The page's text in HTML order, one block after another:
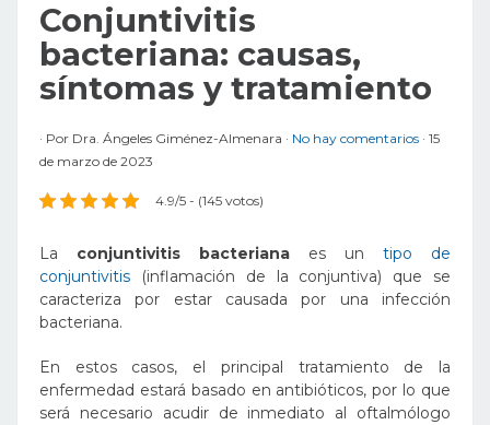
Conjuntivitis
bacteriana: causas,
síntomas y tratamiento
Por Dra. Ángeles Giménez-Almenara No hay comentarios 15
de marzo de 2023
4.9/5 - (145 votos)
La conjuntivitis bacteriana es un tipo de
conjuntivitis (inflamación de la conjuntiva) que se
caracteriza por estar causada por una infección
bacteriana.
En estos casos, el principal tratamiento de la
enfermedad estará basado en antibióticos, por lo que
será necesario acudir de inmediato al oftalmólogo